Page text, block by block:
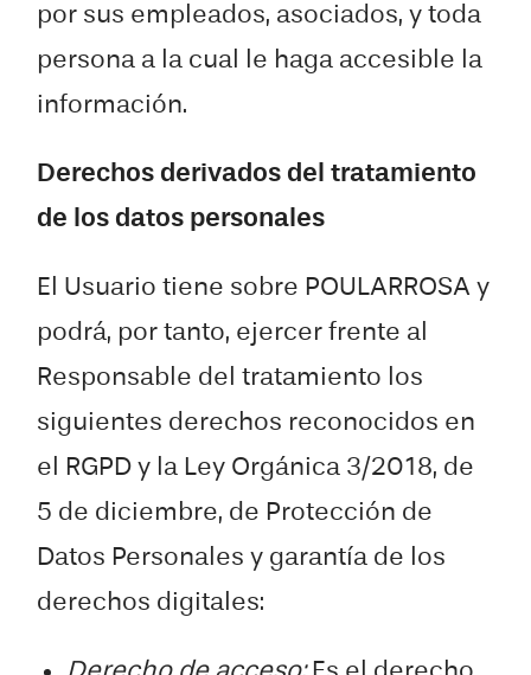
por sus empleados, asociados, y toda
persona a la cual le haga accesible la
información.
Derechos derivados del tratamiento
de los datos personales
El Usuario tiene sobre POULARROSA y
podrá, por tanto, ejercer frente al
Responsable del tratamiento los
siguientes derechos reconocidos en
el RGPD y la Ley Orgánica 3/2018, de
5 de diciembre, de Protección de
Datos Personales y garantía de los
derechos digitales: